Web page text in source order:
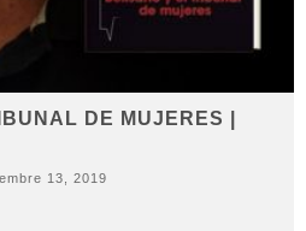
DE MUJERES |
13, 2019